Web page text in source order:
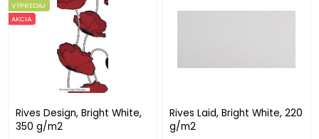
Rives Design, Bright White,
350 g/m2
VÝPREDAJ
AKCIA
Rives Laid, Bright White, 220
g/m2